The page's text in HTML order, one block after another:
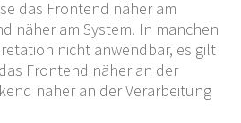
das Frontend näher am
näher am System. In manchen
nicht anwendbar, es gilt
Frontend näher an der
näher an der Verarbeitung